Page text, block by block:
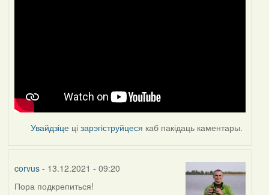
Увайдзіце цізарэгіструйцеся каб пакідаць каментары.
corvus- 13.12.2021 - 09:20
Пора подкрепиться!